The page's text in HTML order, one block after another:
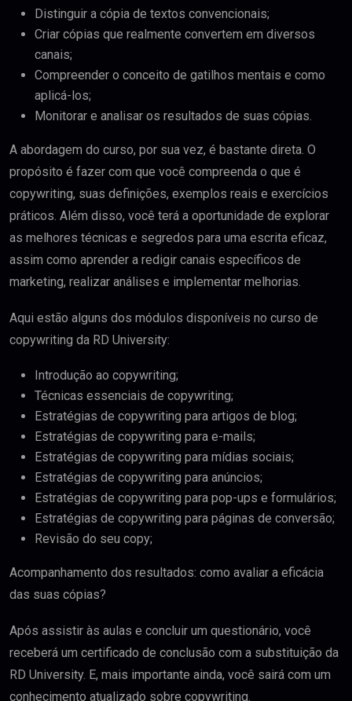
Distinguir a cópia de textos convencionais;
Criar cópias que realmente convertem em diversos
canais;
Compreender o conceito de gatilhos mentais e como
aplicá-los;
Monitorar e analisar os resultados de suas cópias.
A abordagem do curso, por sua vez, é bastante direta. O
propósito é fazer com que você compreenda o que é
copywriting, suas definições, exemplos reais e exercícios
práticos. Além disso, você terá a oportunidade de explorar
as melhores técnicas e segredos para uma escrita eficaz,
assim como aprender a redigir canais específicos de
marketing, realizar análises e implementar melhorias.
Aqui estão alguns dos módulos disponíveis no curso de
copywriting da RD University:
Introdução ao copywriting;
Técnicas essenciais de copywriting;
Estratégias de copywriting para artigos de blog;
Estratégias de copywriting para e-mails;
Estratégias de copywriting para mídias sociais;
Estratégias de copywriting para anúncios;
Estratégias de copywriting para pop-ups e formulários;
Estratégias de copywriting para páginas de conversão;
Revisão do seu copy;
Acompanhamento dos resultados: como avaliar a eficácia
das suas cópias?
Após assistir às aulas e concluir um questionário, você
receberá um certificado de conclusão com a substituição da
RD University. E, mais importante ainda, você sairá com um
conhecimento atualizado sobre copywriting.